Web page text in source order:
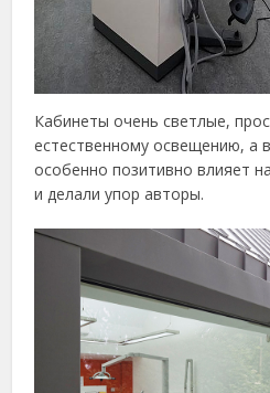
Кабинеты очень светлые,
естественному освещению, а
особенно позитивно влияет
и делали упор авторы.